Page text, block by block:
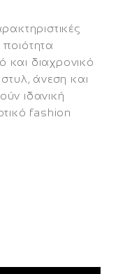
ποιότητα
διαχρονικό
άνεση και
ιδανική
fashion